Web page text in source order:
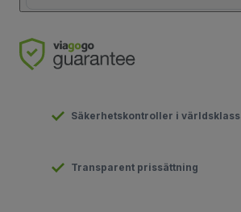
Säkerhetskontroller i världsklass
Transparent prissättning